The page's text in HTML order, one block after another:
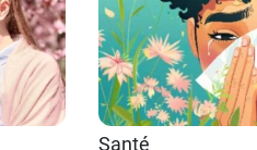
11,90 €
24,89 €
Santé